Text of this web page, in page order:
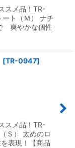
スメ品！TR-
ト（Ｍ） ナチ
爽やかな個性
[TR-0947]
スメ品！TR-
Ｓ） 太めのロ
表現！【商品